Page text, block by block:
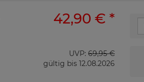
42,90 € *
UVP: 69,95 €
gültig bis 12.08.2026